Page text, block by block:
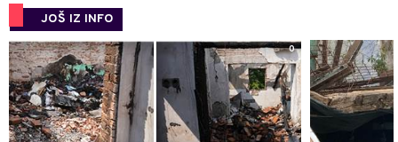
JOŠ IZ INFO
0